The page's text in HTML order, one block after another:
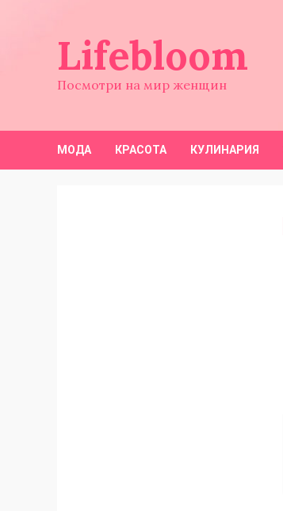
содержимомуLifebloom
Посмотри на мир женщин
МОДА КРАСОТА КУЛИНАРИЯ